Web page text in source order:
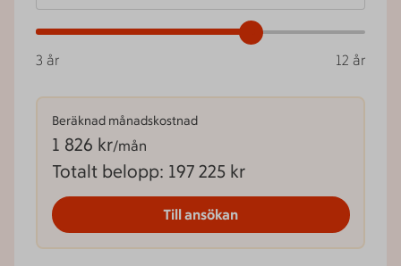
3 år 12 år
Beräknad månadskostnad
1 826 kr/mån
Totalt belopp: 197 225 kr
Till ansökan